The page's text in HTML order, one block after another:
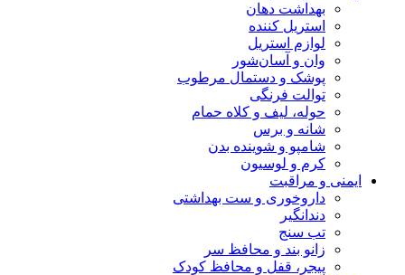
بهداشت دهان
استریل کننده
لوازم استریل
وان و آسان‌شور
پوشک و دستمال مرطوب
توالت فرنگی
حوله، لیف و کلاه حمام
شانه و برس
شامپو و شوینده بدن
کرم و لوسیون
ایمنی و مراقبت
داروخوری و ست بهداشتی
دندانگیر
تب‌ سنج
زانو بند و محافظ سر
پیجر، قفل و محافظ کودک